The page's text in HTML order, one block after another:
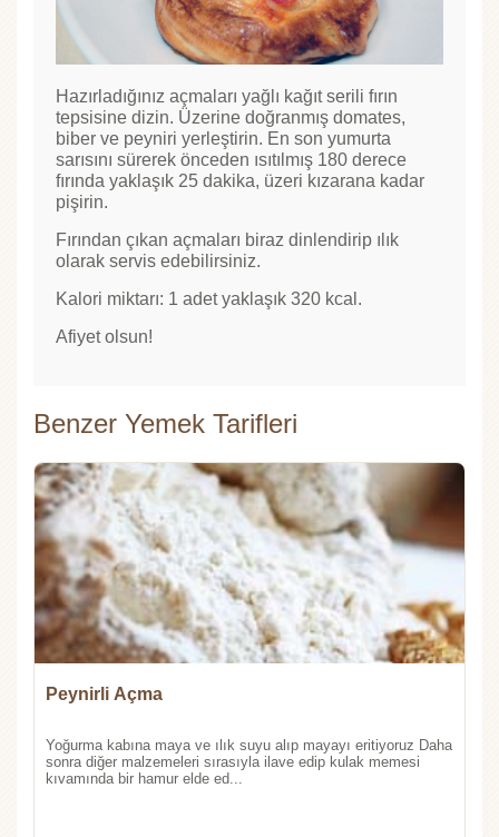
Hazırladığınız açmaları yağlı kağıt serili fırın
tepsisine dizin. Üzerine doğranmış domates,
biber ve peyniri yerleştirin. En son yumurta
sarısını sürerek önceden ısıtılmış 180 derece
fırında yaklaşık 25 dakika, üzeri kızarana kadar
pişirin.
Fırından çıkan açmaları biraz dinlendirip ılık
olarak servis edebilirsiniz.
Kalori miktarı: 1 adet yaklaşık 320 kcal.
Afiyet olsun!
Benzer Yemek Tarifleri
Peynirli Açma
Yoğurma kabına maya ve ılık suyu alıp mayayı eritiyoruz Daha
sonra diğer malzemeleri sırasıyla ilave edip kulak memesi
kıvamında bir hamur elde ed...